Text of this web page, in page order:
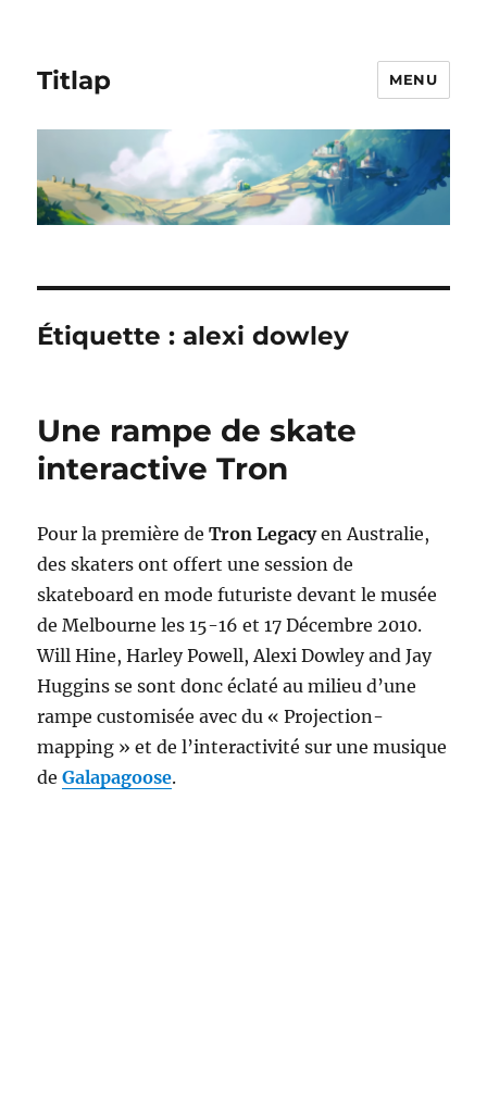
Titlap MENU
Étiquette :alexi dowley
Une rampe de skate
interactive Tron
Pour la première deTron Legacyen Australie,
des skaters ont offert une session de
skateboard en mode futuriste devant le musée
de Melbourne les 15-16 et 17 Décembre 2010.
Will Hine, Harley Powell, Alexi Dowley and Jay
Huggins se sont donc éclaté au milieu d’une
rampe customisée avec du « Projection-
mapping » et de l’interactivité sur une musique
deGalapagoose.